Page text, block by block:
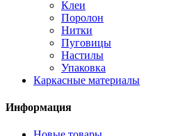
Клеи
Поролон
Нитки
Пуговицы
Настилы
Упаковка
Каркасные материалы
Информация